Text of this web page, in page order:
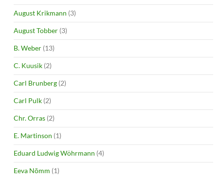
August Krikmann (3)
August Tobber (3)
B. Weber (13)
C. Kuusik (2)
Carl Brunberg (2)
Carl Pulk (2)
Chr. Orras (2)
E. Martinson (1)
Eduard Ludwig Wöhrmann (4)
Eeva Nõmm (1)